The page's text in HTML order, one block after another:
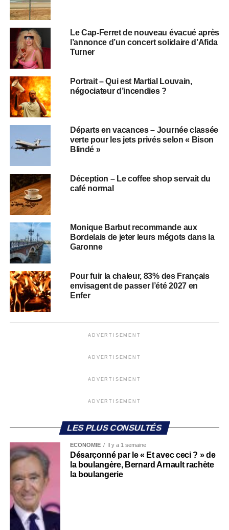
Le Cap-Ferret de nouveau évacué après
l’annonce d’un concert solidaire d’Afida
Turner
Portrait – Qui est Martial Louvain,
négociateur d’incendies ?
Départs en vacances – Journée classée
verte pour les jets privés selon « Bison
Blindé »
Déception – Le coffee shop servait du
café normal
Monique Barbut recommande aux
Bordelais de jeter leurs mégots dans la
Garonne
Pour fuir la chaleur, 83% des Français
envisagent de passer l’été 2027 en
Enfer
ADVERTISEMENT
ADVERTISEMENT
ADVERTISEMENT
ADVERTISEMENT
LES PLUS CONSULTÉS
ECONOMIE Il y a 1 semaine
Désarçonné par le « Et avec ceci ? » de
la boulangère, Bernard Arnault rachète
la boulangerie